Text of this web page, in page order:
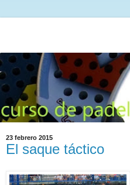
23 febrero 2015
El saque táctico